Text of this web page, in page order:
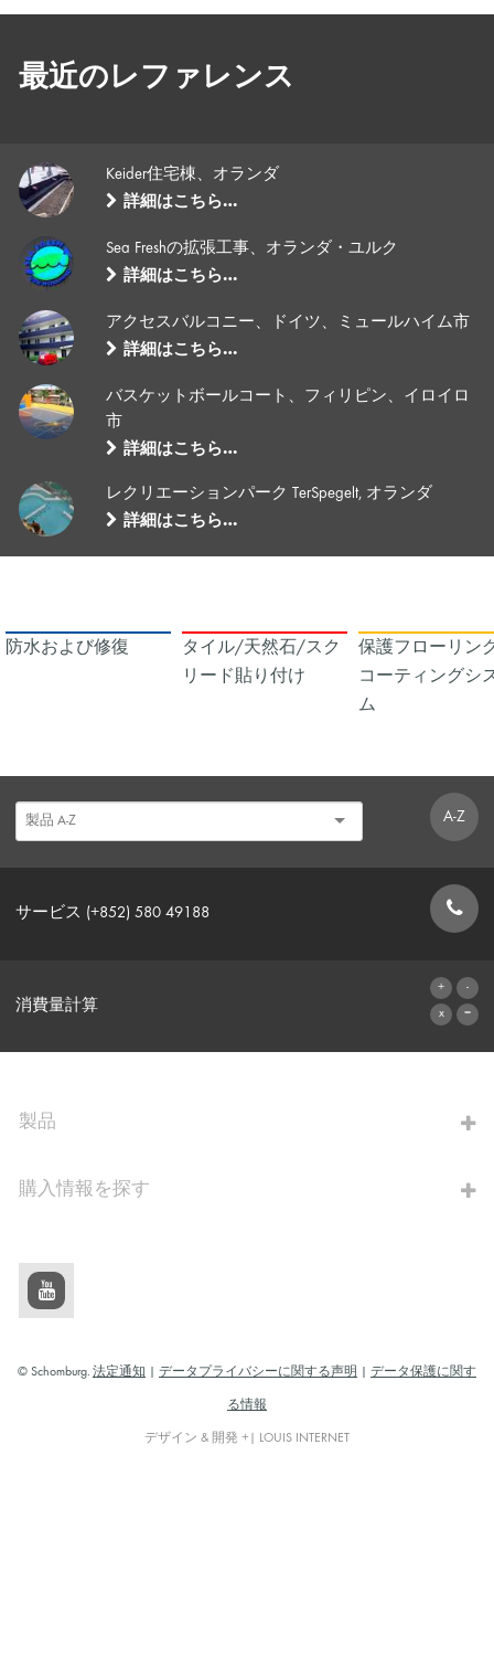
最近のレファレンス
Keider住宅棟、オランダ
詳細はこちら…
Sea Freshの拡張工事、オランダ・ユルク
詳細はこちら…
アクセスバルコニー、ドイツ、ミュールハイム市
詳細はこちら…
バスケットボールコート、フィリピン、イロイロ
市
詳細はこちら…
レクリエーションパーク TerSpegelt, オランダ
詳細はこちら…
防水および修復
タイル/天然石/スク
リード貼り付け
保護フローリン
コーティングシ
ム
A-Z
サービス (+852) 580 49188
消費量計算
製品
購入情報を探す
© Schomburg. 法定通知 データプライバシーに関する声明 データ保護に関す
る情報
デザイン & 開発 +| LOUIS INTERNET